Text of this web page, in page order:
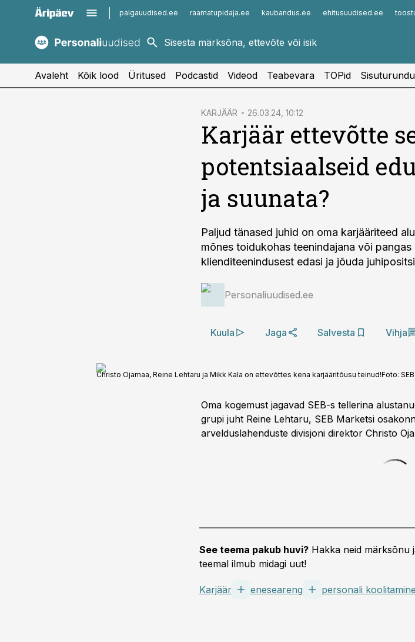
palgauudised.ee raamatupidaja.ee kaubandus.ee ehitusuudised.ee
kaubandus.ee
kinnisvarauudised.ee
imelineajalugu.ee
Infopank
Avaleht Kõik lood Üritused Podcastid Videod Teabevara TOPid
KARJÄÄR 26.03.24, 10:12
Karjäär ettevõtte
potentsiaalseid
ja suunata?
Paljud tänased juhid on oma karjääriteed
mõnes toidukohas teenindajana või
klienditeenindusest edasi ja jõuda
Personaliuudised.ee
Kuula Jaga Salvesta Vihja
Christo Ojamaa, Reine Lehtaru ja Mikk Kala on ettevõttes kena karjääritõusu teinud!Foto:
Oma kogemust jagavad SEB-s tellerina
grupi juht Reine Lehtaru, SEB Marketsi
arvelduslahenduste divisjoni direktor Christo
See teema pakub huvi? Hakka neid märksõnu
teemal ilmub midagi uut!
Karjäär eneseareng personali koolitamine